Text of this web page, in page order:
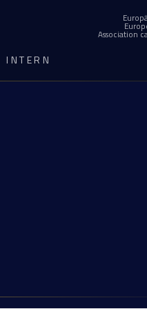
Association
INTERN